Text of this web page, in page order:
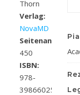
Thorn
Verlag:
NovaMD
Seitenanzahl:
450
ISBN:
978-
3986602536
Pia